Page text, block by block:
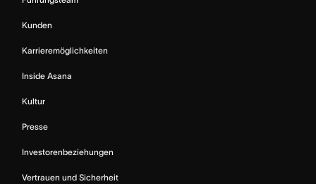
Kunden
Karrieremöglichkeiten
Inside Asana
Kultur
Presse
Investorenbeziehungen
Vertrauen und Sicherheit